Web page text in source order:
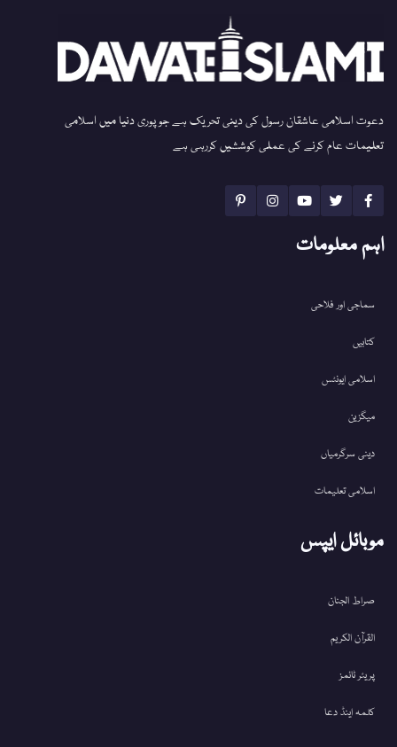
دعوت اسلامی عاشقان رسول کی دینی تحریک ہے جو پوری دنیا میں اسلامی
تعلیمات عام کرنے کی عملی کوششیں کررہی ہے
اہم معلومات
سماجی اور فلاحی
کتابیں
اسلامی ایونٹس
میگزین
دینی سرگرمیاں
اسلامی تعلیمات
موبائل ایپس
صراط الجنان
القرآن الکریم
پریئر ٹائمز
کلمہ اینڈ دعا